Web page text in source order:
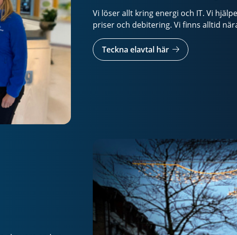
Vi löser allt kring energi och IT. Vi
priser och debitering. Vi finns alltid
Teckna elavtal här